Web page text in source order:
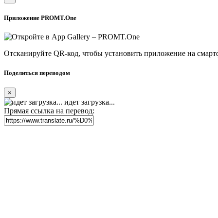
Приложение PROMT.One
Отсканируйте QR-код, чтобы установить приложение на
Поделиться переводом
×
идет загрузка...
Прямая ссылка на перевод: